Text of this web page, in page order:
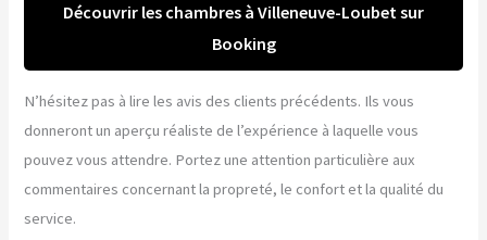
Découvrir les chambres à Villeneuve-Loubet sur
Booking
N’hésitez pas à lire les avis des clients précédents. Ils vous
donneront un aperçu réaliste de l’expérience à laquelle vous
pouvez vous attendre. Portez une attention particulière aux
commentaires concernant la propreté, le confort et la qualité du
service.